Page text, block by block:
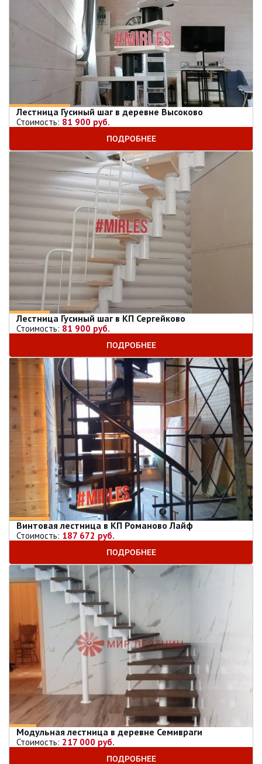
Лестница Гусиный шаг в деревне Высоково
Стоимость: 81 900 руб.
ПОДРОБНЕЕ
Лестница Гусиный шаг в КП Сергейково
Стоимость: 81 900 руб.
ПОДРОБНЕЕ
Винтовая лестница в КП Романово Лайф
Стоимость: 187 672 руб.
ПОДРОБНЕЕ
Модульная лестница в деревне Семивраги
Стоимость: 217 000 руб.
ПОДРОБНЕЕ